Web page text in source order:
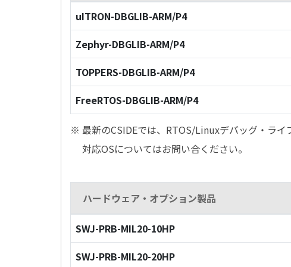
uITRON-DBGLIB-ARM/P4
Zephyr-DBGLIB-ARM/P4
TOPPERS-DBGLIB-ARM/P4
FreeRTOS-DBGLIB-ARM/P4
※ 最新のCSIDEでは、RTOS/Linuxデバッグ・ライ
対応OSについてはお問い合ください。
ハードウェア・オプション製品
SWJ-PRB-MIL20-10HP
SWJ-PRB-MIL20-20HP